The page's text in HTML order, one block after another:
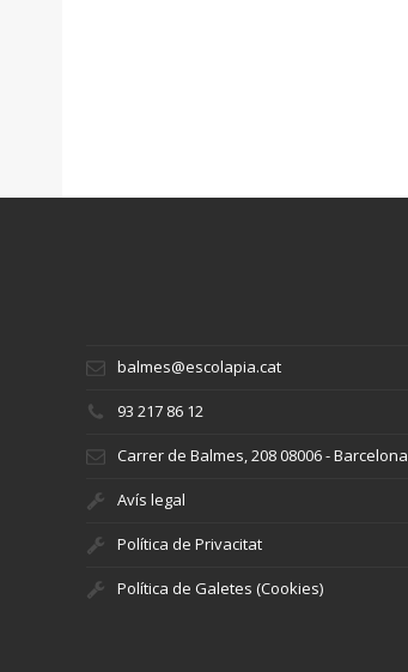
balmes@escolapia.cat
93 217 86 12
Carrer de Balmes, 208 08006 - Barcelona
Avís legal
Política de Privacitat
Política de Galetes (Cookies)